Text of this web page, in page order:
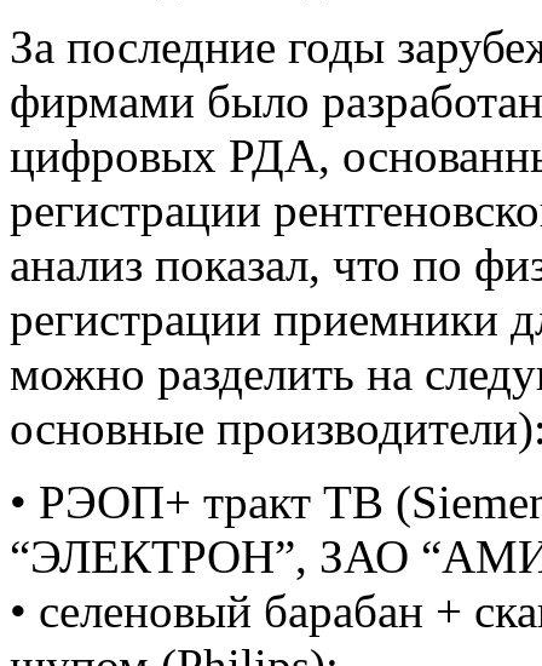
За последние годы
фирмами было
цифровых РДА,
регистрации
анализ показал, что по
регистрации приемники
можно разделить на
основные
• РЭОП+ тракт ТВ
“ЭЛЕКТРОН”, ЗАО
• селеновый барабан +